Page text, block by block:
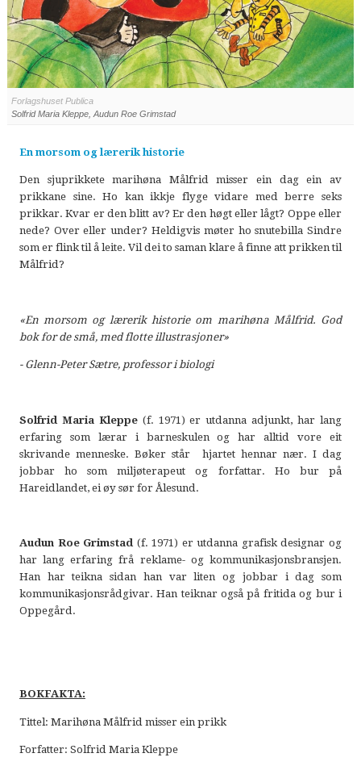
Forlagshuset Publica
Solfrid Maria Kleppe, Audun Roe Grimstad
En morsom og lærerik historie
Den sjuprikkete marihøna Målfrid misser ein dag ein av
prikkane sine. Ho kan ikkje flyge vidare med berre seks
prikkar. Kvar er den blitt av? Er den høgt eller lågt? Oppe eller
nede? Over eller under? Heldigvis møter ho snutebilla Sindre
som er flink til å leite. Vil dei to saman klare å finne att prikken til
Målfrid?
«En morsom og lærerik historie om marihøna Målfrid. God
bok for de små, med flotte illustrasjoner»
-Glenn-Peter Sætre, professor i biologi
Solfrid Maria Kleppe(f. 1971) er utdanna adjunkt, har lang
erfaring som lærar i barneskulen og har alltid vore eit
skrivande menneske. Bøker står hjartet hennar nær. I dag
jobbar ho som miljøterapeut og forfattar. Ho bur på
Hareidlandet, ei øy sør for Ålesund.
Audun Roe Grimstad(f. 1971) er utdanna grafisk designar og
har lang erfaring frå reklame- og kommunikasjonsbransjen.
Han har teikna sidan han var liten og jobbar i dag som
kommunikasjonsrådgivar. Han teiknar også på fritida og bur i
Oppegård.
BOKFAKTA:
Tittel: Marihøna Målfrid misser ein prikk
Forfatter: Solfrid Maria Kleppe